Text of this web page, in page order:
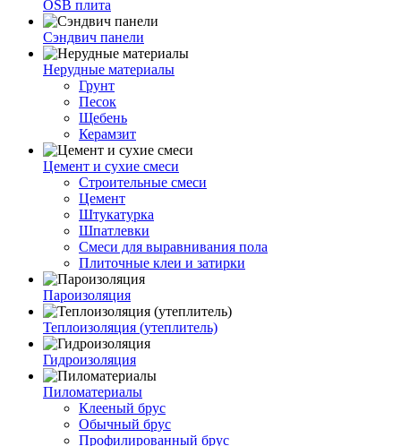
OSB плита
Сэндвич панели
Нерудные материалы
Грунт
Песок
Щебень
Керамзит
Цемент и сухие смеси
Строительные смеси
Цемент
Штукатурка
Шпатлевки
Смеси для выравнивания пола
Плиточные клеи и затирки
Пароизоляция
Теплоизоляция (утеплитель)
Гидроизоляция
Пиломатериалы
Клееный брус
Обычный брус
Профилированный брус